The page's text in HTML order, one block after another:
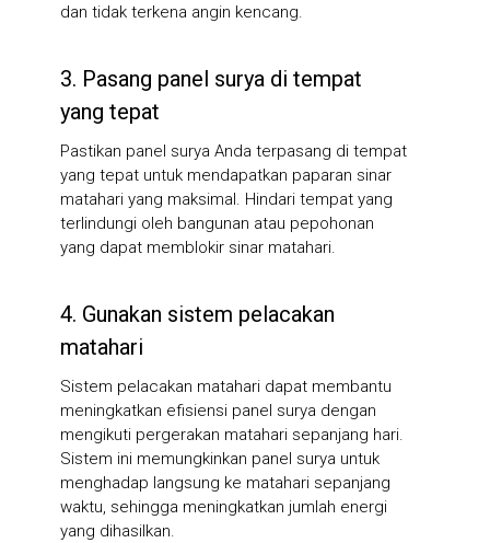
dan tidak terkena angin kencang.
3. Pasang panel surya di tempat
yang tepat
Pastikan panel surya Anda terpasang di tempat
yang tepat untuk mendapatkan paparan sinar
matahari yang maksimal. Hindari tempat yang
terlindungi oleh bangunan atau pepohonan
yang dapat memblokir sinar matahari.
4. Gunakan sistem pelacakan
matahari
Sistem pelacakan matahari dapat membantu
meningkatkan efisiensi panel surya dengan
mengikuti pergerakan matahari sepanjang hari.
Sistem ini memungkinkan panel surya untuk
menghadap langsung ke matahari sepanjang
waktu, sehingga meningkatkan jumlah energi
yang dihasilkan.